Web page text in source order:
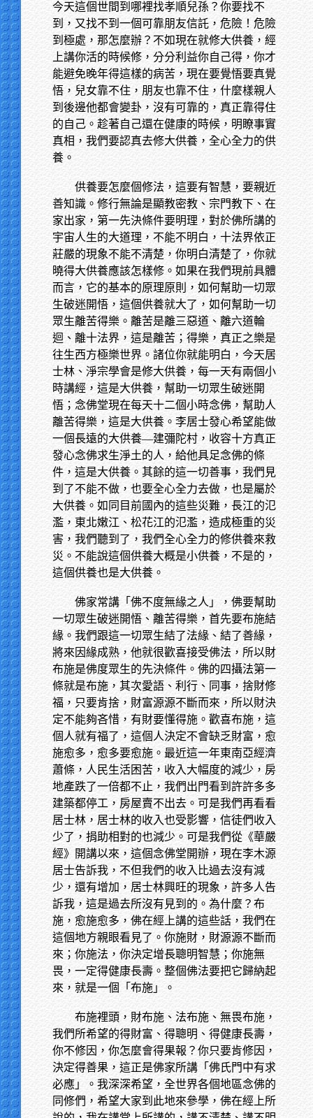
今天這個世間到哪裡找孝順兒孫？你要找不
到，又找不到一個可靠朋友信託，危險！危險
到極處，那怎麼辦？不如現在就修大供養，經
上講你活的時候修，分分利益你自己得，你才
能避免晚年得這樣的病苦，現在要覺悟要真覺
悟，兒女靠不住，朋友也靠不住，什麼樣親人
到後邊他都會變卦，沒有可靠的，真正靠得住
的自己。趁著自己還在健康的時候，明瞭事實
真相，我們要認真去修大供養，全心全力的供
養。
供養要怎麼個修法，這要有智慧，要親近
善知識。修行無論是顯教密教、宗門教下、在
家出家，第一先決條件要明理，對於佛所講的
宇宙人生的大道理，不能不明白，十法界依正
莊嚴的現象不能不清楚，你明白清楚了，你就
曉得大供養應該怎樣修。如果在我們現前具體
而言，它的基本的原理原則，如何幫助一切眾
生破迷開悟，這個供養就大了，如何幫助一切
眾生離苦得樂。離苦是離三惡道、離六道輪
迴、離十法界，這是離苦；得樂，真正之樂是
往生西方極樂世界。諸位你就能明白，今天居
士林、淨宗學會是修大供養，每一天有兩個小
時講經，這是大供養，幫助一切眾生破迷開
悟；念佛堂現在每天十二個小時念佛，幫助人
離苦得樂，這是大供養。李居士發心希望能做
一個長遠的大供養—建彌陀村，收容十方真正
發心念佛求生淨土的人，給他具足念佛的條
件，這是大供養。其餘的這一切善事，我們見
到了不能不做，也要全心全力去做，也是屬於
大供養。如同目前國內的這些災難，長江的氾
濫，東北嫩江、松花江的氾濫，造成極重的災
害，我們聽到了，我們全心全力的修供養來救
災。不能說這個供養大概是小供養，不是的，
這個供養也是大供養。
佛家常講「佛不度無緣之人」，佛要幫助
一切眾生破迷開悟、離苦得樂，首先要布施結
緣。我們跟這一切眾生結了法緣、結了善緣，
將來因緣成熟，他就很歡喜接受佛法，所以財
布施是佛度眾生的先決條件。佛的四攝法第一
條就是布施，其次愛語、利行、同事，捨財修
福，只要肯捨，財富源源不斷而來，所以財決
定不能夠吝惜，有財要懂得施。歡喜布施，這
個人就有福了，這個人決定不會缺乏財富，愈
施愈多，愈多要愈施。最近這一年東南亞經濟
蕭條，人民生活困苦，收入大幅度的減少，房
地產跌了一倍都不止，我們出門看到許許多多
建築都停工，房屋賣不出去。可是我們再看看
居士林，居士林的收入也受影響，信徒們收入
少了，捐助相對的也減少。可是我們從《華嚴
經》開講以來，這個念佛堂開辦，現在李木源
居士告訴我，不但我們的收入比過去沒有減
少，還有增加，居士林興旺的現象，許多人告
訴我，這是過去所沒有見到的。為什麼？布
施，愈施愈多，佛在經上講的這些話，我們在
這個地方親眼看見了。你施財，財源源不斷而
來；你施法，你決定增長聰明智慧；你施無
畏，一定得健康長壽。整個佛法要把它歸納起
來，就是一個「布施」。
布施裡頭，財布施、法布施、無畏布施，
我們所希望的得財富、得聰明、得健康長壽，
你不修因，你怎麼會得果報？你只要肯修因，
決定得善果，這正是佛家所講「佛氏門中有求
必應」。我深深希望，全世界各個地區念佛的
同修們，希望大家到此地來參學，佛在經上所